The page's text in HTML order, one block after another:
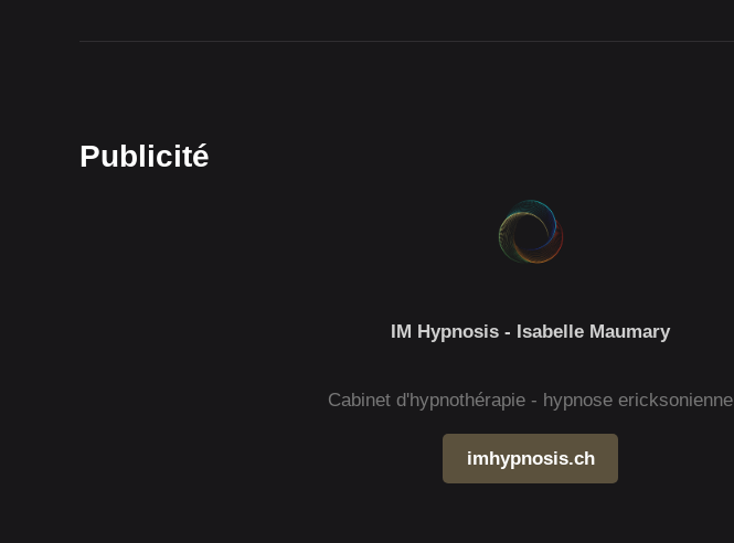
Publicité
IM Hypnosis - Isabelle Maumary
Cabinet d'hypnothérapie - hypnose ericksonienne
imhypnosis.ch